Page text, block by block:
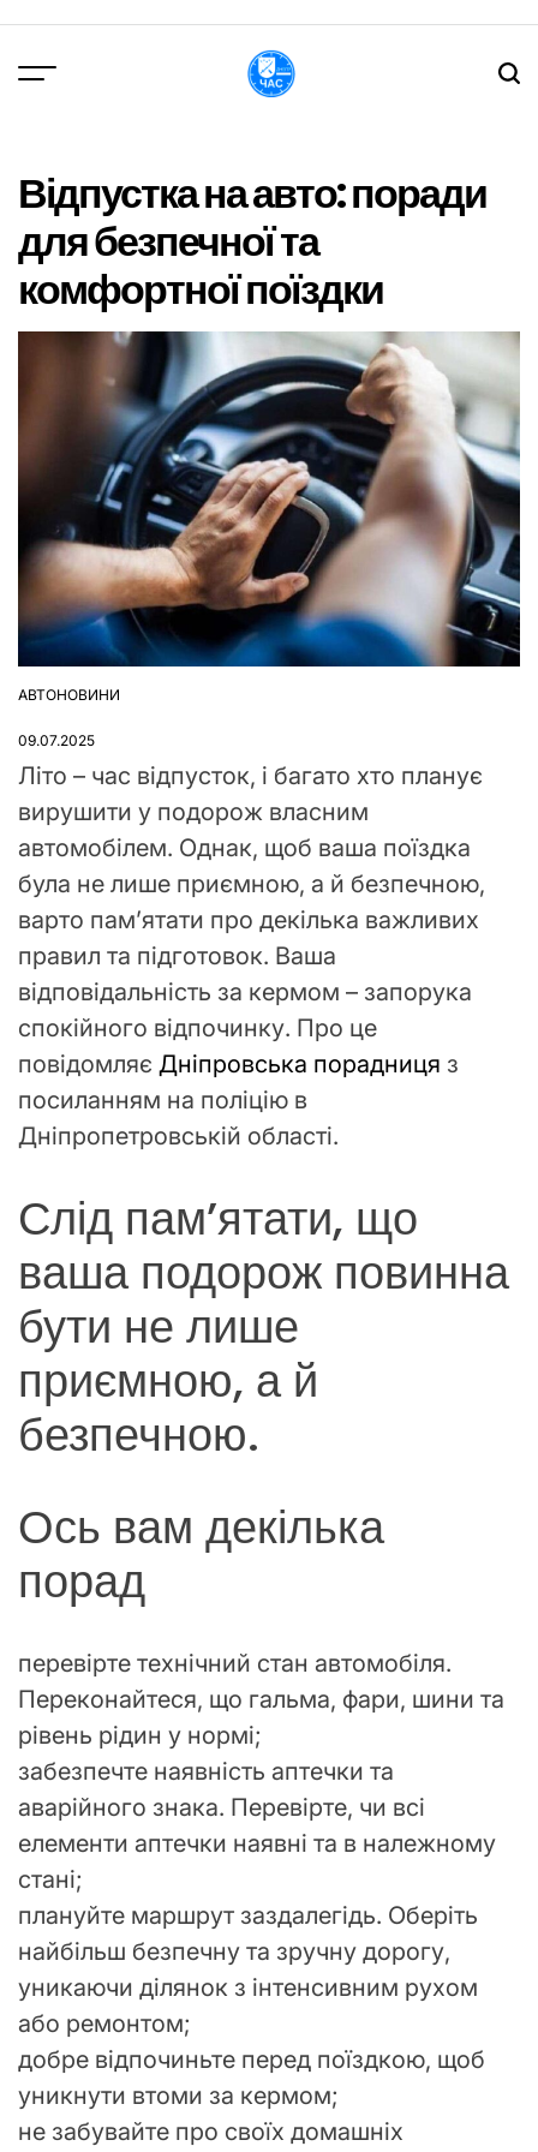
вмісту
Відпустка на авто: поради
для безпечної та
комфортної поїздки
ОПУБЛІКУВАТИ
АВТОНОВИНИ
09.07.2025
Літо – час відпусток, і багато хто планує
вирушити у подорож власним
автомобілем. Однак, щоб ваша поїздка
була не лише приємною, а й безпечною,
варто пам’ятати про декілька важливих
правил та підготовок. Ваша
відповідальність за кермом – запорука
спокійного відпочинку. Про це
повідомляє Дніпровська порадниця з
посиланням на поліцію в
Дніпропетровській області.
Слід пам’ятати, що
ваша подорож повинна
бути не лише
приємною, а й
безпечною.
Ось вам декілька
порад
перевірте технічний стан автомобіля.
Переконайтеся, що гальма, фари, шини та
рівень рідин у нормі;
забезпечте наявність аптечки та
аварійного знака. Перевірте, чи всі
елементи аптечки наявні та в належному
стані;
плануйте маршрут заздалегідь. Оберіть
найбільш безпечну та зручну дорогу,
уникаючи ділянок з інтенсивним рухом
або ремонтом;
добре відпочиньте перед поїздкою, щоб
уникнути втоми за кермом;
не забувайте про своїх домашніх